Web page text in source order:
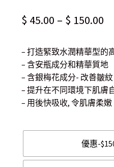
$ 45.00 – $ 150.00
$
$
– 打造緊致水潤精華型的
– 含安瓶成分和精華質地
– 含銀梅花成分- 改善皺紋
– 提升在不同環境下肌膚
– 用後快吸收, 令肌膚柔嫩
優惠-